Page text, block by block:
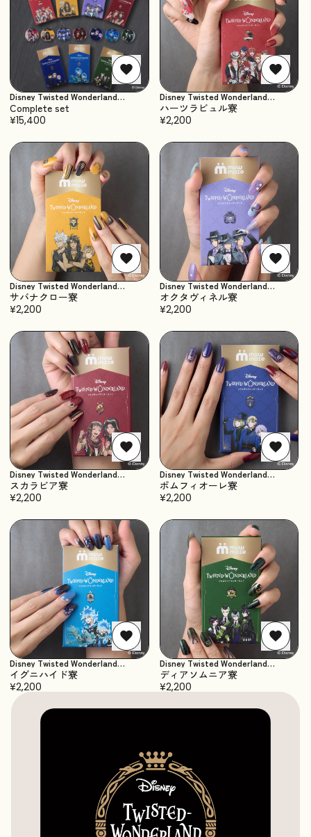
Disney Twisted Wonderland
Collection
Complete set
¥15,400
Disney Twisted Wonderland
Collection
ハーツラビュル寮
¥2,200
Disney Twisted Wonderland
Collection
サバナクロー寮
¥2,200
Disney Twisted Wonderland
Collection
オクタヴィネル寮
¥2,200
Disney Twisted Wonderland
Collection
スカラビア寮
¥2,200
Disney Twisted Wonderland
Collection
ポムフィオーレ寮
¥2,200
Disney Twisted Wonderland
Collection
イグニハイド寮
¥2,200
Disney Twisted Wonderland
Collection
ディアソムニア寮
¥2,200